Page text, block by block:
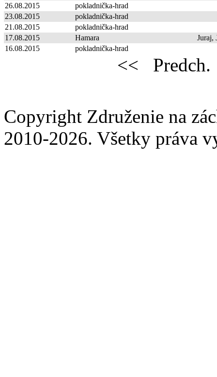
26.08.2015
pokladnička-hrad
23.08.2015
pokladnička-hrad
21.08.2015
pokladnička-hrad
17.08.2015
Hamara
Juraj,
16.08.2015
pokladnička-hrad
<< Predch.
Copyright Združenie na
2010-2026. Všetky práva